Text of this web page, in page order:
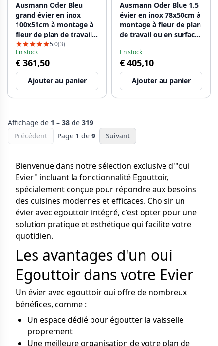
Ausmann Oder Bleu
grand évier en inox
100x51cm à montage à
fleur de plan de travail
ou en surface avec
égouttoir 1208957124
5.0(3)
En stock
€ 361,50
Ajouter au panier
Ausmann Oder Blue 1.5
évier en inox 78x50cm à
montage à fleur de plan
de travail ou en surface
1208957125
En stock
€ 405,10
Ajouter au panier
Affichage de 1 – 38 de 319
Précédent
Page 1 de 9 Suivant
Bienvenue dans notre sélection exclusive d'"oui
Evier" incluant la fonctionnalité Egouttoir,
spécialement conçue pour répondre aux besoins
des cuisines modernes et efficaces. Choisir un
évier avec egouttoir intégré, c'est opter pour une
solution pratique et esthétique qui facilite votre
quotidien.
Les avantages d'un oui
Egouttoir dans votre Evier
Un évier avec egouttoir oui offre de nombreux
bénéfices, comme :
Un espace dédié pour égoutter la vaisselle
proprement
Une meilleure organisation de votre plan de